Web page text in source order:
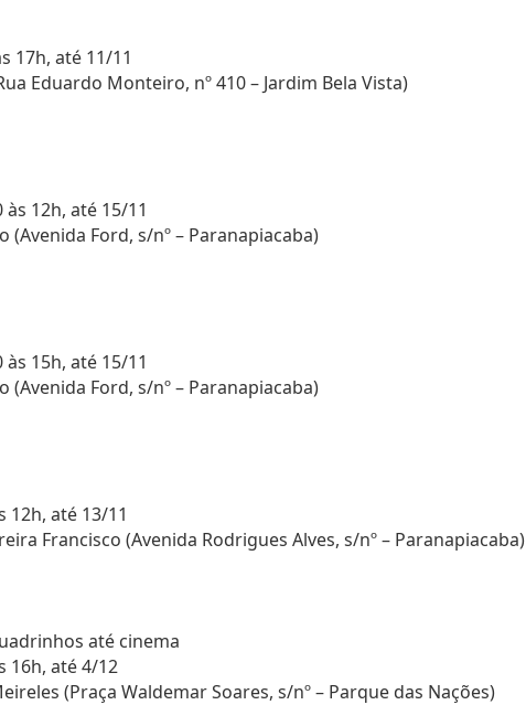
17h, até 11/11
Eduardo Monteiro, nº 410 – Jardim Bela Vista)
12h, até 15/11
(Avenida Ford, s/nº – Paranapiacaba)
15h, até 15/11
(Avenida Ford, s/nº – Paranapiacaba)
12h, até 13/11
Francisco (Avenida Rodrigues Alves, s/nº – Paranapiacaba)
até cinema
16h, até 4/12
(Praça Waldemar Soares, s/nº – Parque das Nações)